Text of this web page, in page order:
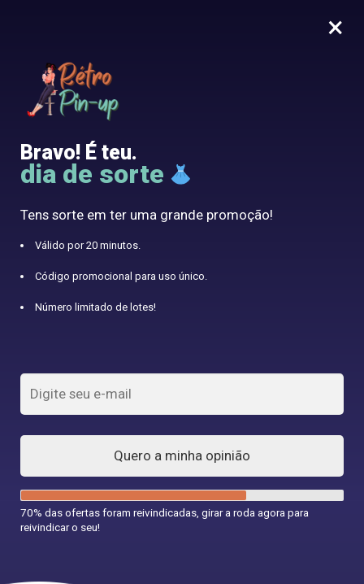
0
10% oferecido com o código RETRO10
Home / Vestido Vintage
×
Bravo! É teu.
dia de sorte
Tens sorte em ter uma grande promoção!
Válido por 20 minutos.
Código promocional para uso único.
Número limitado de lotes!
Quero a minha opinião
70% das ofertas foram reivindicadas, girar a roda agora para
reivindicar o seu!